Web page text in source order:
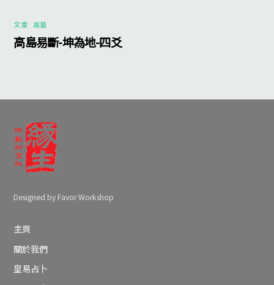
文章 高島
高島易斷-坤為地-四爻
Designed by Favor Workshop
主頁
關於我們
皇易占卜